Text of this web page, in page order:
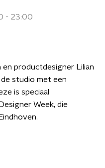
- 23:00
productdesigner Lilian
studio met een
is speciaal
Week, die